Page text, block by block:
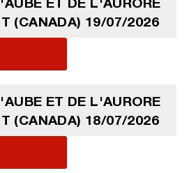
(CANADA) 19/07/2026
ET DE L'AURORE
(CANADA) 18/07/2026